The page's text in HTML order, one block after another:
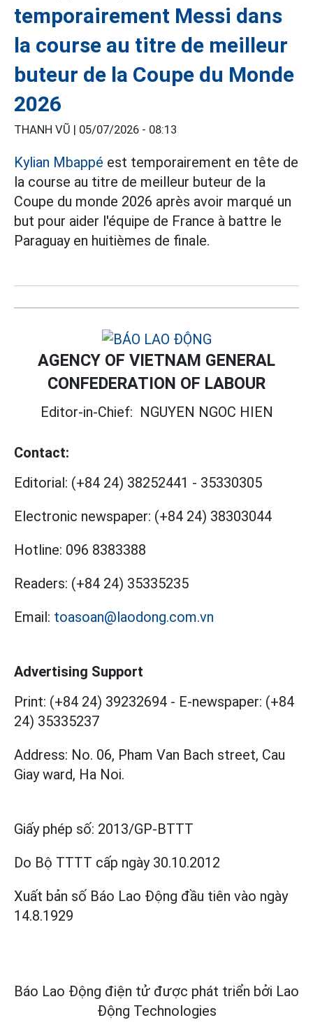
temporairement Messi dans
la course au titre de meilleur
buteur de la Coupe du Monde
2026
THANH VŨ | 05/07/2026 - 08:13
Kylian Mbappé est temporairement en tête de
la course au titre de meilleur buteur de la
Coupe du monde 2026 après avoir marqué un
but pour aider l'équipe de France à battre le
Paraguay en huitièmes de finale.
AGENCY OF VIETNAM GENERAL
CONFEDERATION OF LABOUR
Editor-in-Chief: NGUYEN NGOC HIEN
Contact:
Editorial: (+84 24) 38252441 - 35330305
Electronic newspaper: (+84 24) 38303044
Hotline: 096 8383388
Readers: (+84 24) 35335235
Email: toasoan@laodong.com.vn
Advertising Support
Print: (+84 24) 39232694 - E-newspaper: (+84
24) 35335237
Address: No. 06, Pham Van Bach street, Cau
Giay ward, Ha Noi.
Giấy phép số: 2013/GP-BTTT
Do Bộ TTTT cấp ngày 30.10.2012
Xuất bản số Báo Lao Động đầu tiên vào ngày
14.8.1929
Báo Lao Động điện tử được phát triển bởi Lao
Động Technologies